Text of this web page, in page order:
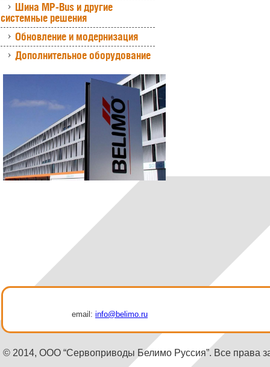
Шина MP-Bus и другие
системные решения
Обновление и модернизация
Дополнительное оборудование
email: info@belimo.ru
© 2014, ООО “Сервоприводы Белимо Руссия”. Все права